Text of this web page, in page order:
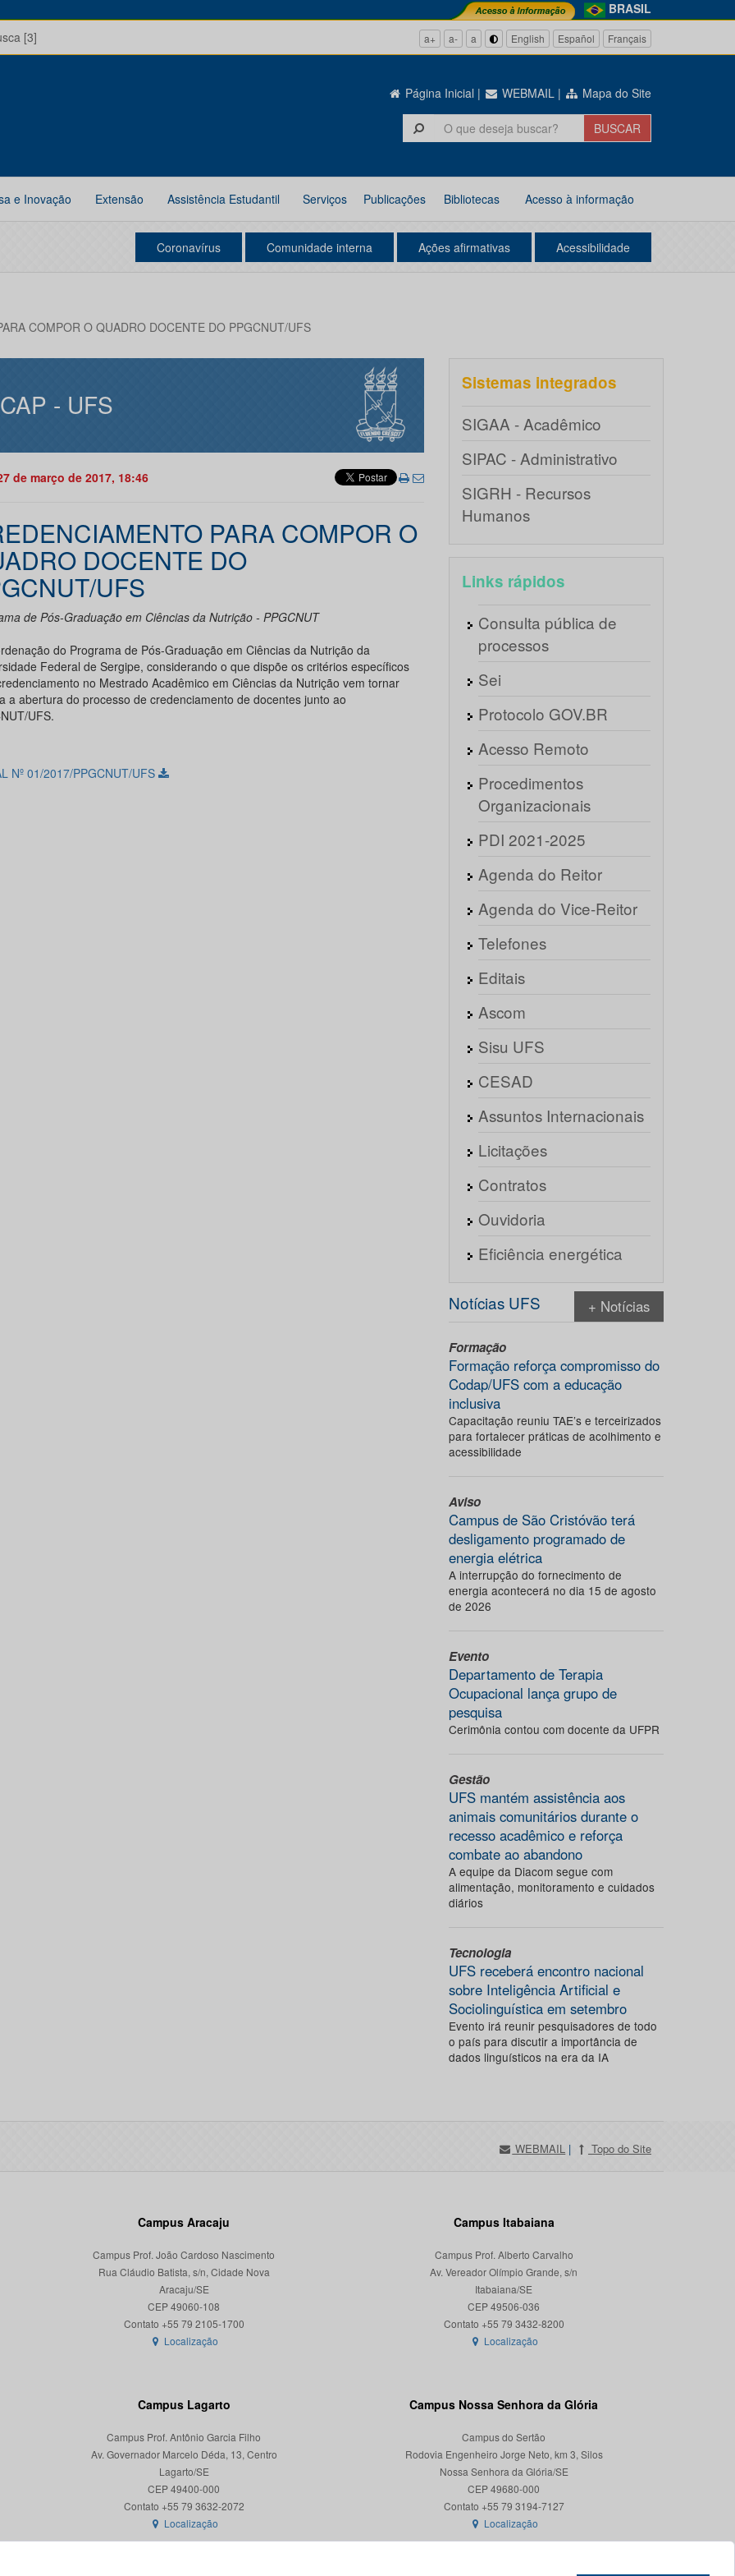
BRASIL
[3]
a+ a- a English Español Français
Página Inicial | WEBMAIL | Mapa do Site
e Inovação Extensão Assistência Estudantil Serviços Publicações Bibliotecas Acesso à informação
Coronavírus Comunidade interna Ações afirmativas Acessibilidade
COMPOR O QUADRO DOCENTE DO PPGCNUT/UFS
- UFS
de março de 2017, 18:46
PARA COMPOR O
DOCENTE DO
UFS
de Pós-Graduação em Ciências da Nutrição - PPGCNUT
do Programa de Pós-Graduação em Ciências da Nutrição da
Federal de Sergipe, considerando o que dispõe os critérios específicos
no Mestrado Acadêmico em Ciências da Nutrição vem tornar
a abertura do processo de credenciamento de docentes junto ao
UFS.
Nº 01/2017/PPGCNUT/UFS
Sistemas integrados
SIGAA - Acadêmico
SIPAC - Administrativo
SIGRH - Recursos
Humanos
Links rápidos
Consulta pública de
processos
Sei
Protocolo GOV.BR
Acesso Remoto
Procedimentos
Organizacionais
PDI 2021-2025
Agenda do Reitor
Agenda do Vice-Reitor
Telefones
Editais
Ascom
Sisu UFS
CESAD
Assuntos Internacionais
Licitações
Contratos
Ouvidoria
Eficiência energética
Notícias UFS + Notícias
Formação
Formação reforça compromisso do
Codap/UFS com a educação
inclusiva
Capacitação reuniu TAE’s e terceirizados
para fortalecer práticas de acolhimento e
acessibilidade
Aviso
Campus de São Cristóvão terá
desligamento programado de
energia elétrica
A interrupção do fornecimento de
energia acontecerá no dia 15 de agosto
de 2026
Evento
Departamento de Terapia
Ocupacional lança grupo de
pesquisa
Cerimônia contou com docente da UFPR
Gestão
UFS mantém assistência aos
animais comunitários durante o
recesso acadêmico e reforça
combate ao abandono
A equipe da Diacom segue com
alimentação, monitoramento e cuidados
diários
Tecnologia
UFS receberá encontro nacional
sobre Inteligência Artificial e
Sociolinguística em setembro
Evento irá reunir pesquisadores de todo
o país para discutir a importância de
dados linguísticos na era da IA
WEBMAIL | Topo do Site
Campus Aracaju
Campus Prof. João Cardoso Nascimento
Rua Cláudio Batista, s/n, Cidade Nova
Aracaju/SE
CEP 49060-108
Localização
Campus Itabaiana
Campus Prof. Alberto Carvalho
Av. Vereador Olímpio Grande, s/n
Itabaiana/SE
CEP 49506-036
Localização
Campus Lagarto
Campus Prof. Antônio Garcia Filho
Av. Governador Marcelo Déda, 13, Centro
Lagarto/SE
CEP 49400-000
Localização
Campus Nossa Senhora da Glória
Campus do Sertão
Rodovia Engenheiro Jorge Neto, km 3, Silos
Nossa Senhora da Glória/SE
CEP 49680-000
Contato +55 79 3194-7127
Localização